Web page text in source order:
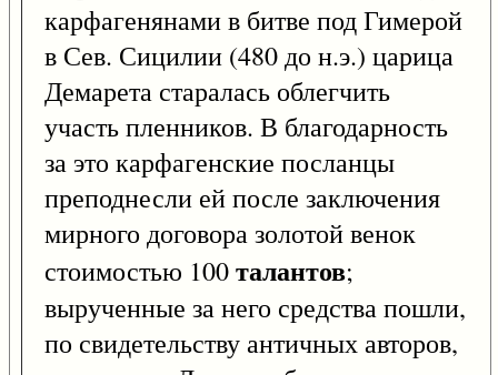
карфагенянами в битве под Гимерой
в Сев. Сицилии (480 до н.э.) царица
Демарета старалась облегчить
участь пленников. В благодарность
за это карфагенские посланцы
преподнесли ей после заключения
мирного договора золотой венок
стоимостью 100талантов;
вырученные за него средства пошли,
по свидетельству античных авторов,